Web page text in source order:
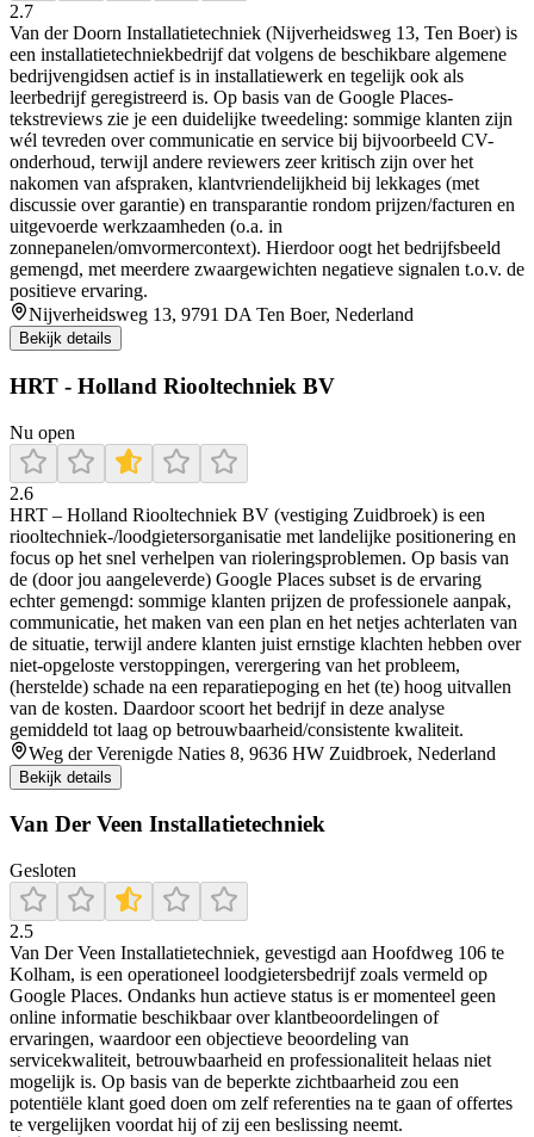
2.7
Van der Doorn Installatietechniek (Nijverheidsweg 13, Ten Boer) is
een installatietechniekbedrijf dat volgens de beschikbare algemene
bedrijvengidsen actief is in installatiewerk en tegelijk ook als
leerbedrijf geregistreerd is. Op basis van de Google Places-
tekstreviews zie je een duidelijke tweedeling: sommige klanten zijn
wél tevreden over communicatie en service bij bijvoorbeeld CV-
onderhoud, terwijl andere reviewers zeer kritisch zijn over het
nakomen van afspraken, klantvriendelijkheid bij lekkages (met
discussie over garantie) en transparantie rondom prijzen/facturen en
uitgevoerde werkzaamheden (o.a. in
zonnepanelen/omvormercontext). Hierdoor oogt het bedrijfsbeeld
gemengd, met meerdere zwaargewichten negatieve signalen t.o.v. de
positieve ervaring.
Nijverheidsweg 13, 9791 DA Ten Boer, Nederland
Bekijk details
HRT - Holland Riooltechniek BV
Nu open
2.6
HRT – Holland Riooltechniek BV (vestiging Zuidbroek) is een
riooltechniek-/loodgietersorganisatie met landelijke positionering en
focus op het snel verhelpen van rioleringsproblemen. Op basis van
de (door jou aangeleverde) Google Places subset is de ervaring
echter gemengd: sommige klanten prijzen de professionele aanpak,
communicatie, het maken van een plan en het netjes achterlaten van
de situatie, terwijl andere klanten juist ernstige klachten hebben over
niet-opgeloste verstoppingen, verergering van het probleem,
(herstelde) schade na een reparatiepoging en het (te) hoog uitvallen
van de kosten. Daardoor scoort het bedrijf in deze analyse
gemiddeld tot laag op betrouwbaarheid/consistente kwaliteit.
Weg der Verenigde Naties 8, 9636 HW Zuidbroek, Nederland
Bekijk details
Van Der Veen Installatietechniek
Gesloten
2.5
Van Der Veen Installatietechniek, gevestigd aan Hoofdweg 106 te
Kolham, is een operationeel loodgietersbedrijf zoals vermeld op
Google Places. Ondanks hun actieve status is er momenteel geen
online informatie beschikbaar over klantbeoordelingen of
ervaringen, waardoor een objectieve beoordeling van
servicekwaliteit, betrouwbaarheid en professionaliteit helaas niet
mogelijk is. Op basis van de beperkte zichtbaarheid zou een
potentiële klant goed doen om zelf referenties na te gaan of offertes
te vergelijken voordat hij of zij een beslissing neemt.